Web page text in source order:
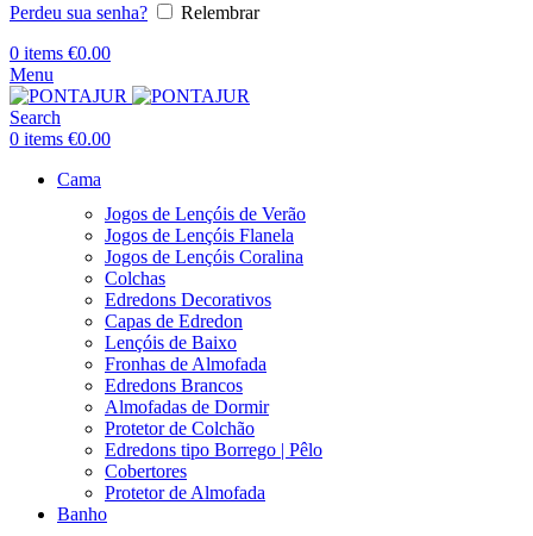
Perdeu sua senha?
Relembrar
0 items €0.00
Menu
Search
0 items €0.00
Cama
Jogos de Lençóis de Verão
Jogos de Lençóis Flanela
Jogos de Lençóis Coralina
Colchas
Edredons Decorativos
Capas de Edredon
Lençóis de Baixo
Fronhas de Almofada
Edredons Brancos
Almofadas de Dormir
Protetor de Colchão
Edredons tipo Borrego | Pêlo
Cobertores
Protetor de Almofada
Banho